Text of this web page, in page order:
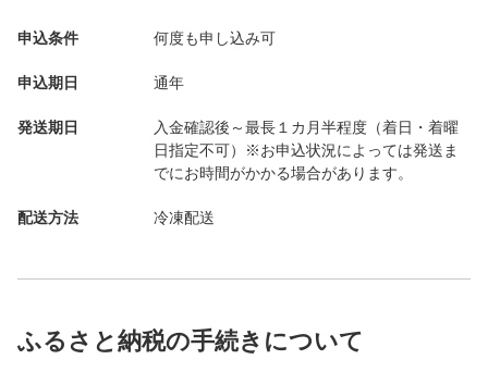
申込条件 何度も申し込み可
申込期日 通年
発送期日
入金確認後～最長１カ月半程度（着日・着曜
日指定不可）※お申込状況によっては発送ま
でにお時間がかかる場合があります。
配送方法 冷凍配送
ふるさと納税の手続きについて